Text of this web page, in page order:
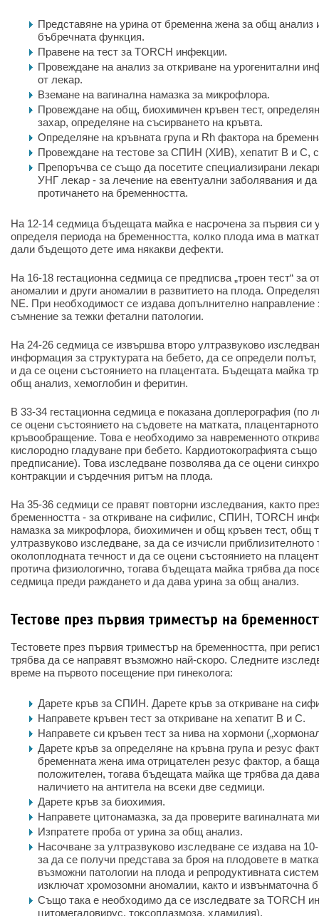
Представяне на урина от бременна жена за общ анализ
бъбречната функция.
Правене на тест за TORCH инфекции.
Провеждане на анализ за откриване на урогенитални
от лекар.
Вземане на вагинална намазка за микрофлора.
Провеждане на общ, биохимичен кръвен тест,
захар, определяне на съсирването на кръвта.
Определяне на кръвната група и Rh фактора на
Провеждане на тестове за СПИН (ХИВ), хепатит B и C,
Препоръчва се също да посетите специализирани
УНГ лекар - за лечение на евентуални заболявания и
протичането на бременността.
На 12-14 седмица бъдещата майка е насрочена за първия си
определя периода на бременността, колко плода има в
дали бъдещото дете има някакви дефекти.
На 16-18 гестационна седмица се предписва „троен тест“ за
аномалии и други аномалии в развитието на плода.
NE. При необходимост се издава допълнително направление
съмнение за тежки фетални патологии.
На 24-26 седмица се извършва второ ултразвуково
информация за структурата на бебето, да се определи
и да се оцени състоянието на плацентата. Бъдещата майка
общ анализ, хемоглобин и феритин.
В 33-34 гестационна седмица е показана доплерография (по
се оцени състоянието на съдовете на матката,
кръвообращение. Това е необходимо за навременното
кислородно гладуване при бебето. Кардиотокографията
предписание). Това изследване позволява да се оцени
контракции и сърдечния ритъм на плода.
На 35-36 седмици се правят повторни изследвания, както
бременността - за откриване на сифилис, СПИН, TORCH
намазка за микрофлора, биохимичен и общ кръвен тест, общ
ултразвуково изследване, за да се изчисли
околоплодната течност и да се оцени състоянието на
протича физиологично, тогава бъдещата майка трябва да
седмица преди раждането и да дава урина за общ анализ.
Тестове през първия триместър на
Тестовете през първия триместър на бременността, при
трябва да се направят възможно най-скоро. Следните
време на първото посещение при гинеколога:
Дарете кръв за СПИН. Дарете кръв за откриване на
Направете кръвен тест за откриване на хепатит B и C.
Направете си кръвен тест за нива на хормони
Дарете кръв за определяне на кръвна група и резус
бременната жена има отрицателен резус фактор, а
положителен, тогава бъдещата майка ще трябва да
наличието на антитела на всеки две седмици.
Дарете кръв за биохимия.
Направете цитонамазка, за да проверите вагиналната
Изпратете проба от урина за общ анализ.
Насочване за ултразвуково изследване се издава на
за да се получи представа за броя на плодовете в
възможни патологии на плода и репродуктивната
изключат хромозомни аномалии, както и извънматочна
Също така е необходимо да се изследвате за TORCH
цитомегаловирус, токсоплазмоза, хламидия).